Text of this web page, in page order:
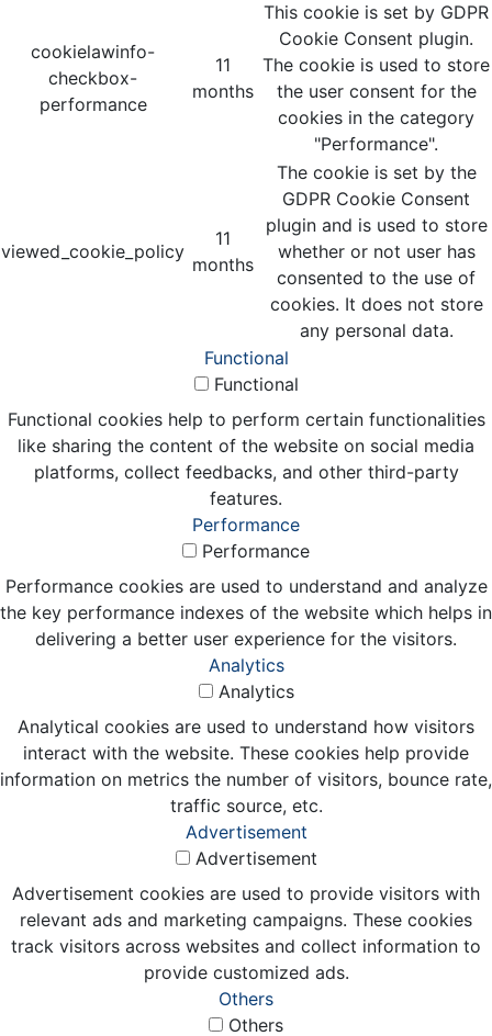
cookielawinfo-
checkbox-
performance
11
months
This cookie is set by GDPR
Cookie Consent plugin.
The cookie is used to store
the user consent for the
cookies in the category
"Performance".
viewed_cookie_policy
11
months
The cookie is set by the
GDPR Cookie Consent
plugin and is used to store
whether or not user has
consented to the use of
cookies. It does not store
any personal data.
Functional
Functional
Functional cookies help to perform certain functionalities
like sharing the content of the website on social media
platforms, collect feedbacks, and other third-party
features.
Performance
Performance
Performance cookies are used to understand and analyze
the key performance indexes of the website which helps in
delivering a better user experience for the visitors.
Analytics
Analytics
Analytical cookies are used to understand how visitors
interact with the website. These cookies help provide
information on metrics the number of visitors, bounce rate,
traffic source, etc.
Advertisement
Advertisement
Advertisement cookies are used to provide visitors with
relevant ads and marketing campaigns. These cookies
track visitors across websites and collect information to
provide customized ads.
Others
Others